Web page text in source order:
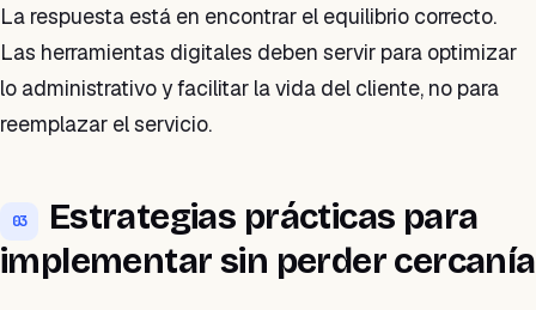
La respuesta está en encontrar el equilibrio correcto.
Las herramientas digitales deben servir para optimizar
lo administrativo y facilitar la vida del cliente, no para
reemplazar el servicio.
03
Estrategias prácticas para
implementar sin perder cercanía